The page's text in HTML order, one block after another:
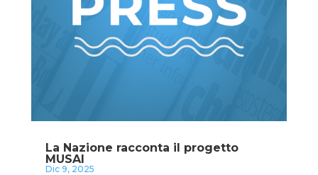
La Nazione racconta il progetto
MUSAI
Dic 9, 2025